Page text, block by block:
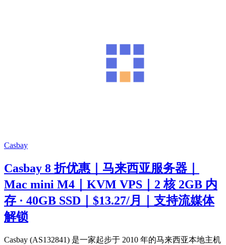
Casbay
Casbay 8 折优惠｜马来西亚服务器｜
Mac mini M4｜KVM VPS｜2 核 2GB 内
存 · 40GB SSD｜$13.27/月｜支持流媒体
解锁
Casbay (AS132841) 是一家起步于 2010 年的马来西亚本地主机